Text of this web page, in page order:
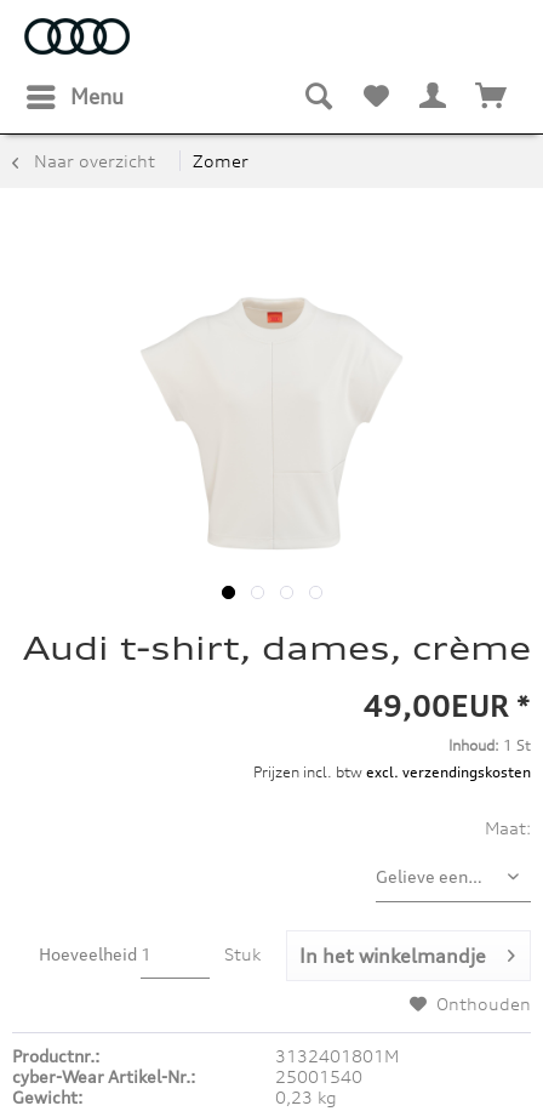
Menu
Naar overzicht Zomer
Audi t-shirt, dames, crème
49,00EUR *
Inhoud: 1 St
Prijzen incl. btw excl. verzendingskosten
Maat:
Hoeveelheid Stuk In het winkelmandje
Onthouden
Productnr.:
3132401801M
cyber-Wear Artikel-Nr.:
25001540
Gewicht:
0,23 kg